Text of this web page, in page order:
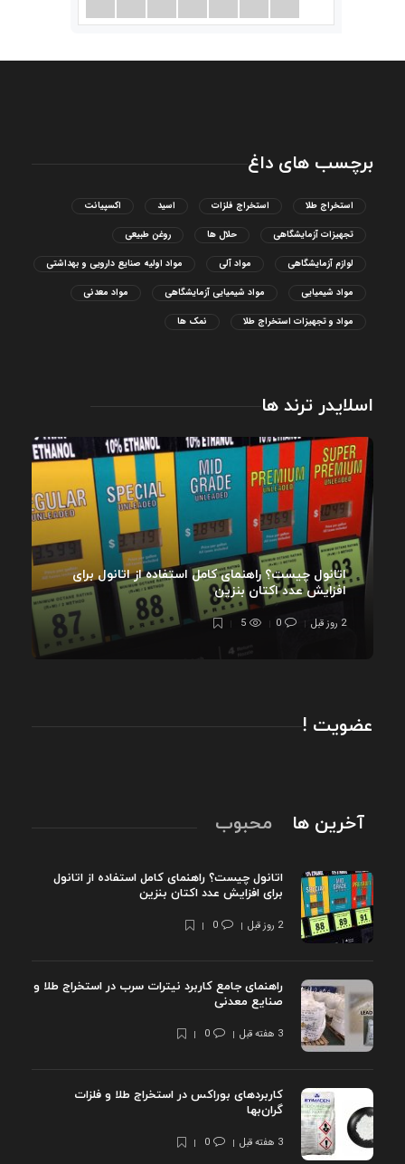
برچسب های داغ
استخراج طلا استخراج فلزات اسید اکسپیانت
تجهیزات آزمایشگاهی حلال ها روغن طبیعی
لوازم آزمایشگاهی مواد آلی مواد اولیه صنایع دارویی و بهداشتی
مواد شیمیایی مواد شیمیایی آزمایشگاهی مواد معدنی
مواد و تجهیزات استخراج طلا نمک ها
اسلایدر ترند ها
اتانول چیست؟ راهنمای کامل استفاده از اتانول برای
افزایش عدد اکتان بنزین
2 روز قبل 0
5
عضویت !
آخرین ها محبوب
اتانول چیست؟ راهنمای کامل استفاده از اتانول
برای افزایش عدد اکتان بنزین
2 روز قبل 0
راهنمای جامع کاربرد نیترات سرب در استخراج طلا و
صنایع معدنی
3 هفته قبل 0
کاربردهای بوراکس در استخراج طلا و فلزات
گران‌بها
3 هفته قبل 0